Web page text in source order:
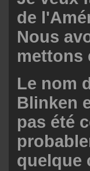
de
Nous
mettons
Le nom
Blinken
pas été
quelque